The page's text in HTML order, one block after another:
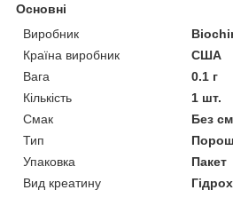
Основні
Виробник
Країна виробник
США
Вага
0.1 г
Кількість
1 шт.
Смак
Без
Тип
Упаковка
Пакет
Вид креатину